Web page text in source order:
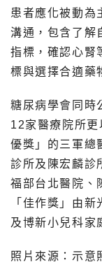
患者應化被動為
溝通，包含了解
指標，確認心腎
標與選擇合適藥
糖尿病學會同時
12家醫療院所
優獎」的三軍總
診所及陳宏麟診
福部台北醫院、
「佳作獎」由
及博新小兒科家
照片來源：示